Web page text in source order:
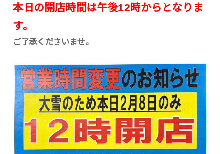
本日の開店時間は午後12時からとなりま
す。
ご了承くださいませ。